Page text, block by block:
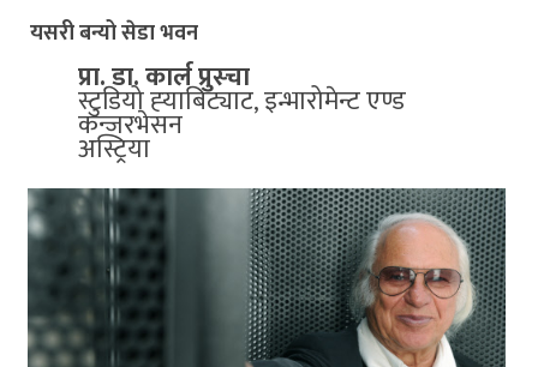
यसरी बन्यो सेडा भवन
प्रा. डा. कार्ल प्रुस्चा
स्टुडियो ह्‍याबिट्याट, इन्भारोमेन्ट एण्ड
कन्जरभेसन
अस्ट्रिया